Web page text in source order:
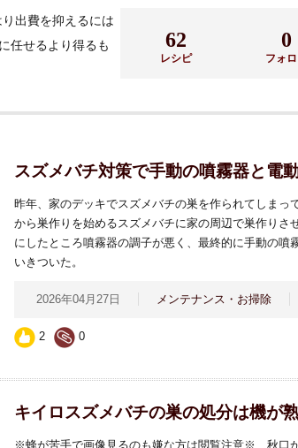
出費を抑えるには
任せるより得るも
62
レシピ
0
フォ
スズメバチ対策で手動の噴霧器と電
昨年、家のデッキでスズメバチの巣を作られてしまっ
から巣作りを始めるスズメバチに家の周辺で巣作りさ
にしたところ噴霧器の調子が悪く、最終的に手動の噴
いきついた。
2026年04月27日 メンテナンス・お掃除
2 0
キイロスズメバチの巣の処分は機が
※蜂が苦手で画像見るのも嫌な方は閲覧注意※ 秋口